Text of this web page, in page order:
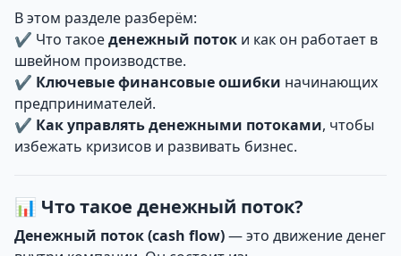
В этом разделе разберём:
✔ Что такоеденежный поток и как он работает в
швейном производстве.
✔ Ключевые финансовые ошибки начинающих
предпринимателей.
✔ Как управлять денежными потоками, чтобы
избежать кризисов и развивать бизнес.
📊 Что такое денежный поток?
Денежный поток (cash flow)— это движение денег